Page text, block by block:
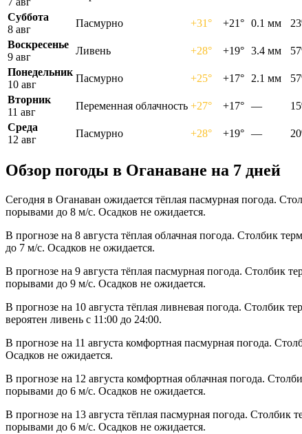
Суббота
8 авг
Пасмурно +31° +21° 0.1 мм
Воскресенье
9 авг
Ливень +28° +19° 3.4 мм
Понедельник
10 авг
Пасмурно +25° +17° 2.1 мм
Вторник
11 авг
Переменная облачность +27° +17° —
Среда
12 авг
Пасмурно +28° +19° —
Обзор погоды в Оганаване на 7 дней
Сегодня в Оганаван ожидается тёплая пасмурная погода.
порывами до 8 м/с. Осадков не ожидается.
В прогнозе на 8 августа тёплая облачная погода. Столбик
до 7 м/с. Осадков не ожидается.
В прогнозе на 9 августа тёплая пасмурная погода. Столбик
порывами до 9 м/с. Осадков не ожидается.
В прогнозе на 10 августа тёплая ливневая погода. Столбик
вероятен ливень с 11:00 до 24:00.
В прогнозе на 11 августа комфортная пасмурная погода.
Осадков не ожидается.
В прогнозе на 12 августа комфортная облачная погода.
порывами до 6 м/с. Осадков не ожидается.
В прогнозе на 13 августа тёплая пасмурная погода.
порывами до 6 м/с. Осадков не ожидается.